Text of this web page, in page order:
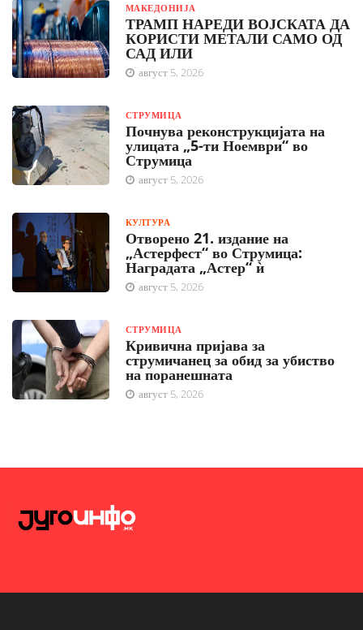
МАКЕДОНИЈА
ТРАМП НАРЕДИ ВОЈСКАТА ДА
КОРИСТИ МЕТАЛИ САМО ОД
САД ИЛИ
август 5, 2026
СТРУМИЦА
Почнува реконструкцијата на
улицата „5-ти Ноември“ во
Струмица
август 5, 2026
КУЛТУРА
Отворено 21. издание на
„Астерфест“ во Струмица:
Наградата „Астер“ ѝ
август 5, 2026
СТРУМИЦА
Кривична пријава за
струмичанец за обид за убиство
на поранешната
август 5, 2026